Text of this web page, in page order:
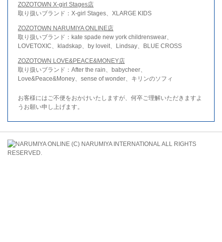
ZOZOTOWN X-girl Stages店
取り扱いブランド：X-girl Stages、XLARGE KIDS
ZOZOTOWN NARUMIYA ONLINE店
取り扱いブランド：kate spade new york childrenswear、
LOVETOXIC、kladskap、by loveit、Lindsay、BLUE CROSS
ZOZOTOWN LOVE&PEACE&MONEY店
取り扱いブランド：After the rain、babycheer、
Love&Peace&Money、sense of wonder、キリンのソフィ
お客様にはご不便をおかけいたしますが、何卒ご理解いただきますよ
うお願い申し上げます。